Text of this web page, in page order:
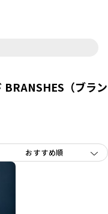
（ブラン